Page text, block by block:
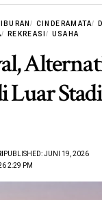
CINDERAMATA
REKREASI USAHA
Luar
2:29 PM
PUBLISHED: JUNI 19, 2026